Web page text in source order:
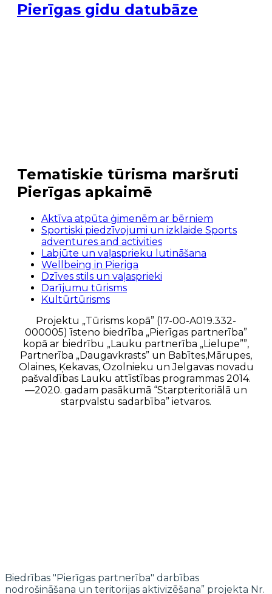
Pierīgas gidu datubāze
Tematiskie tūrisma maršruti
Pierīgas apkaimē
Aktīva atpūta ģimenēm ar bērniem
Sportiski piedzīvojumi un izklaide Sports
adventures and activities
Labjūte un vaļasprieku lutināšana
Wellbeing in Pieriga
Dzīves stils un vaļasprieki
Darījumu tūrisms
Kultūrtūrisms
Projektu „Tūrisms kopā” (17-00-A019.332-
000005) īsteno biedrība „Pierīgas partnerība”
kopā ar biedrību „Lauku partnerība „Lielupe””,
Partnerība „Daugavkrasts” un Babītes,Mārupes,
Olaines, Ķekavas, Ozolnieku un Jelgavas novadu
pašvaldības Lauku attīstības programmas 2014.
—2020. gadam pasākumā “Starpteritoriālā un
starpvalstu sadarbība” ietvaros.
Biedrības "Pierīgas partnerība" darbības
nodrošināšana un teritorijas aktivizēšana” projekta Nr.